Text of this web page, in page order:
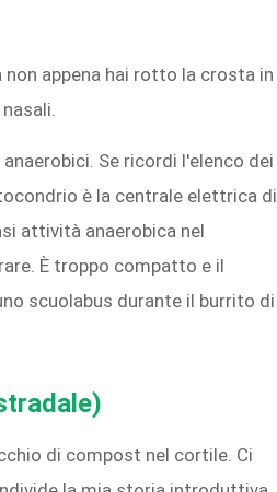
appena hai rotto la crosta in
Se ricordi l'elenco dei
è la centrale elettrica di
attività anaerobica nel
È troppo compatto e il
scuolabus durante il burrito di
di compost nel cortile. Ci